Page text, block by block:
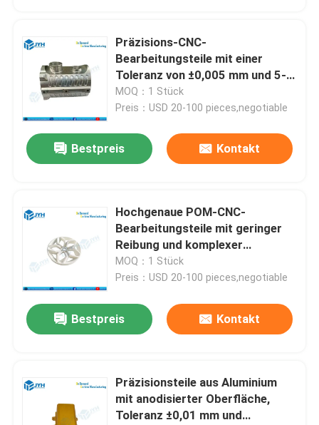
Präzisions-CNC-
Bearbeitungsteile mit einer
Toleranz von ±0,005 mm und 5-
Achsen-CNC-Bearbeitung für
Anwendungen in der Luft- und
MOQ：1 Stück
Preis：USD 20-100 pieces,negotiable
Bestpreis Kontakt
Hochgenaue POM-CNC-
Bearbeitungsteile mit geringer
Reibung und komplexer
Geometrie für
Präzisionsanwendungen
MOQ：1 Stück
Preis：USD 20-100 pieces,negotiable
Bestpreis Kontakt
Präzisionsteile aus Aluminium
mit anodisierter Oberfläche,
Toleranz ±0,01 mm und